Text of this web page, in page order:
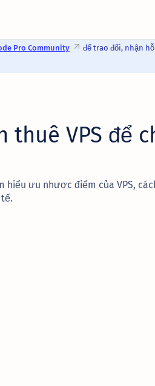
Pro Community để trao đổi, nhận
thuê VPS để
hiểu ưu nhược điểm của VPS,